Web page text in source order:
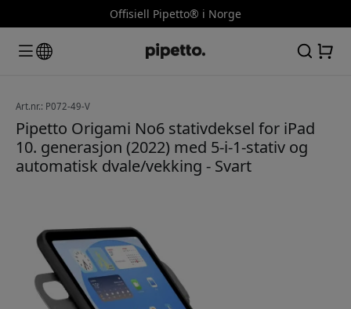
Offisiell Pipetto® i Norge
Art.nr.: P072-49-V
Pipetto Origami No6 stativdeksel for iPad
10. generasjon (2022) med 5-i-1-stativ og
automatisk dvale/vekking - Svart